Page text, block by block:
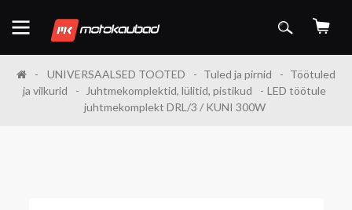
UNIVERSAALSED TOOTED Tuled ja pirnid
Töötuled
ja vilkurid
Juhtmekomplektid, lülitid, pistikud
LED töötule
juhtmekomplekt DRL/3 / KUNI 300W